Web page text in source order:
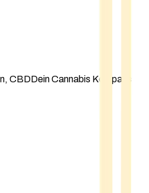
CBDDein Cannabis Kompass